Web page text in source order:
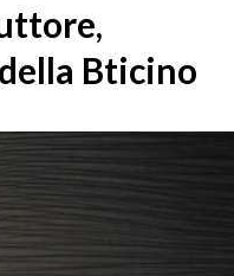
Bticino